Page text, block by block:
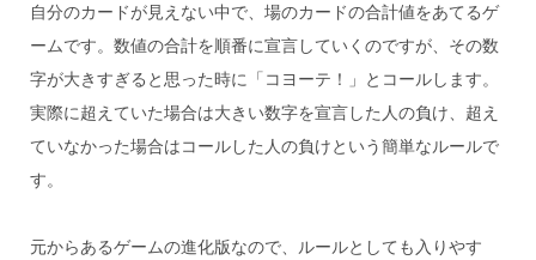
自分のカードが見えない中で、場のカードの合計値をあてるゲ
ームです。数値の合計を順番に宣言していくのですが、その数
字が大きすぎると思った時に「コヨーテ！」とコールします。
実際に超えていた場合は大きい数字を宣言した人の負け、超え
ていなかった場合はコールした人の負けという簡単なルールで
す。
元からあるゲームの進化版なので、ルールとしても入りやす